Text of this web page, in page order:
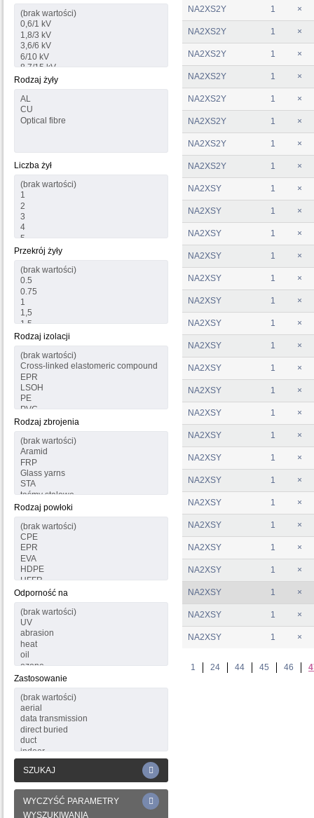
Rodzaj żyły
Liczba żył
Przekrój żyły
Rodzaj izolacji
Rodzaj zbrojenia
Rodzaj powłoki
Odporność na
Zastosowanie
SZUKAJ
WYCZYŚĆ PARAMETRY
WYSZUKIWANIA
NA2XS2Y 1 ×
NA2XS2Y 1 ×
NA2XS2Y 1 ×
NA2XS2Y 1 ×
NA2XS2Y 1 ×
NA2XS2Y 1 ×
NA2XS2Y 1 ×
NA2XS2Y 1 ×
NA2XSY 1 ×
NA2XSY 1 ×
NA2XSY 1 ×
NA2XSY 1 ×
NA2XSY 1 ×
NA2XSY 1 ×
NA2XSY 1 ×
NA2XSY 1 ×
NA2XSY 1 ×
NA2XSY 1 ×
NA2XSY 1 ×
NA2XSY 1 ×
NA2XSY 1 ×
NA2XSY 1 ×
NA2XSY 1 ×
NA2XSY 1 ×
NA2XSY 1 ×
NA2XSY 1 ×
NA2XSY 1 ×
NA2XSY 1 ×
NA2XSY 1 ×
1 24 44 45 46